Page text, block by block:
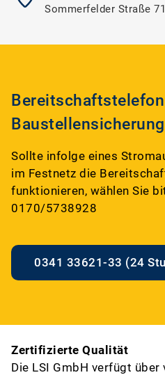
Sommerfelder Straße
Baustellensicherung
Sollte infolge eines
im Festnetz die
funktionieren, wählen Sie
0170/5738928
0341 33621-33 (24
Zertifizierte Qualität
Die LSI GmbH verfügt